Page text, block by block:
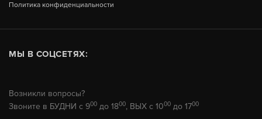
Политика конфиденциальности
МЫ В СОЦСЕТЯХ:
Возникли вопросы?
Звоните в БУДНИ с 900 до 1800, ВЫХ с 1000 до 1700